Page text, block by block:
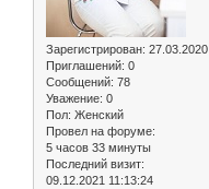
Зарегистрирован: 27.03.2020
Приглашений: 0
Сообщений: 78
Уважение: 0
Пол: Женский
Провел на форуме:
5 часов 33 минуты
Последний визит:
09.12.2021 11:13:24